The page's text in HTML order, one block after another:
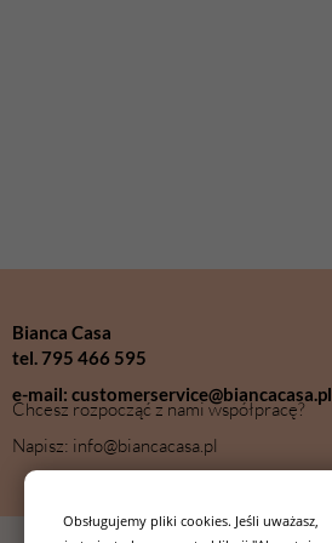
Bianca Casa
tel. 795 466 595
e-mail: customerservice@biancacasa.pl
Chcesz rozpocząć z nami współpracę?
Napisz: info@biancacasa.pl
Obsługujemy pliki cookies. Jeśli uważasz,